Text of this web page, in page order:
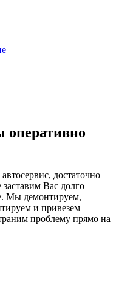
достаточно
Вас долго
Мы демонтируем,
и привезем
проблему прямо на